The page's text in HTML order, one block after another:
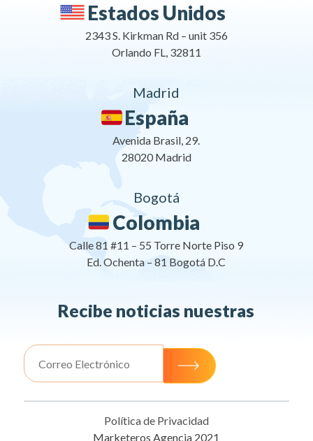
Estados Unidos
2343 S. Kirkman Rd – unit 356
Orlando FL, 32811
Madrid
España
Avenida Brasil, 29.
28020 Madrid
Bogotá
Colombia
Calle 81 #11 – 55 Torre Norte Piso 9
Ed. Ochenta – 81 Bogotá D.C
Recibe noticias nuestras
Política de Privacidad
Marketeros Agencia 2021